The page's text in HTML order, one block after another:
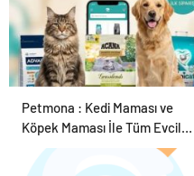
Petmona : Kedi Maması ve
Köpek Maması İle Tüm Evcil
Hayvan Ürünleri